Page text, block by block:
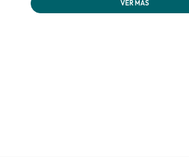
VER MÁS